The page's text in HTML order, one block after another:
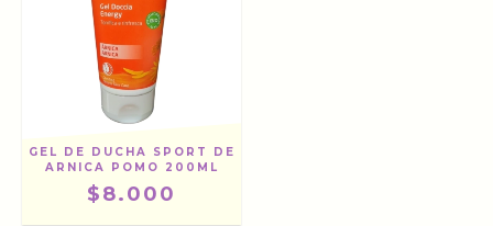
GEL DE DUCHA SPORT DE
ARNICA POMO 200ML
$8.000